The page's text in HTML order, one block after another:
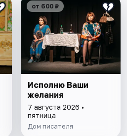
от 600 ₽
Исполню Ваши
желания
7 августа 2026 •
пятница
Дом писателя